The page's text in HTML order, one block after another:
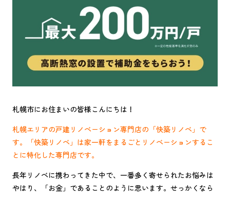
札幌市にお住まいの皆様こんにちは！
札幌エリアの戸建リノベーション専門店の「快築リノベ」で
す。「快築リノベ」は家一軒をまるごとリノベーションするこ
とに特化した専門店です。
長年リノベに携わってきた中で、一番多く寄せられたお悩みは
やはり、「お金」であることのように思います。せっかくなら